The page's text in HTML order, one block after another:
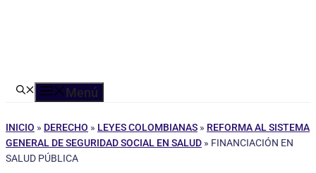
Menú
INICIO » DERECHO » LEYES COLOMBIANAS » REFORMA AL SISTEMA
GENERAL DE SEGURIDAD SOCIAL EN SALUD » FINANCIACIÓN EN
SALUD PÚBLICA